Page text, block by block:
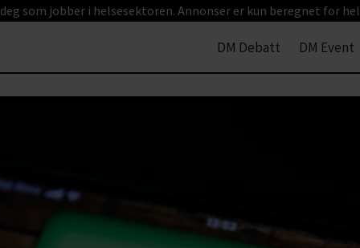
som jobber i helsesektoren. Annonser er kun beregnet for
DM Debatt DM Event